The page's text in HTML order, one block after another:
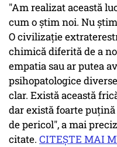
"Am realizat această
cum o ştim noi. Nu
O civilizaţie
chimică diferită de a
empatia sau ar putea
psihopatologice
clar. Există această
dar există foarte
de pericol", a mai
citate. CITEŞTE MAI